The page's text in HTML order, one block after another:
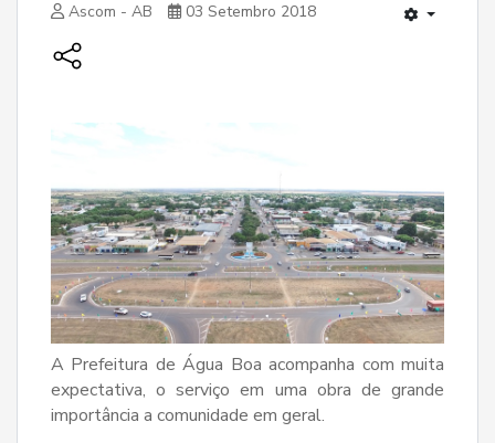
Ascom - AB 03 Setembro 2018
A Prefeitura de Água Boa acompanha com muita
expectativa, o serviço em uma obra de grande
importância a comunidade em geral.